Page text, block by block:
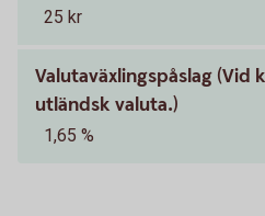
25 kr
Valutaväxlingspåslag (Vid
utländsk valuta.)
1,65 %